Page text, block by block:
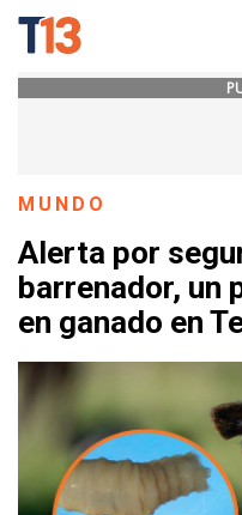
MUNDO
Alerta por
barrenador, un
en ganado en